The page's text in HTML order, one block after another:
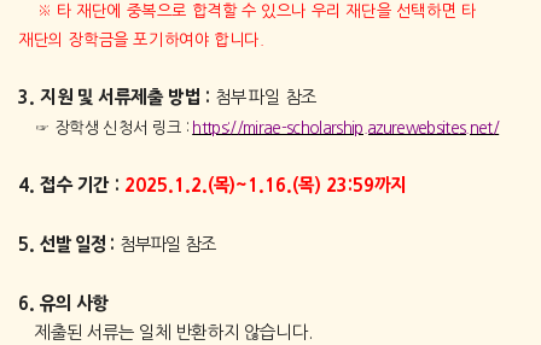
※ 타 재단에 중복으로 합격할 수 있으나 우리 재단을 선택하면 타
재단의 장학금을 포기하여야 합니다
3. 지원 및 서류제출 방법 : 첨부파일 참조
☞ 장학생 신청서 링크 : https://mirae-scholarship.azurewebsites.net/
4. 접수 기간 : 2025.1.2.(목)~1.16.(목) 23:59까지
5. 선발 일정 : 첨부파일 참조
6. 유의 사항
제출된 서류는 일체 반환하지 않습니다.